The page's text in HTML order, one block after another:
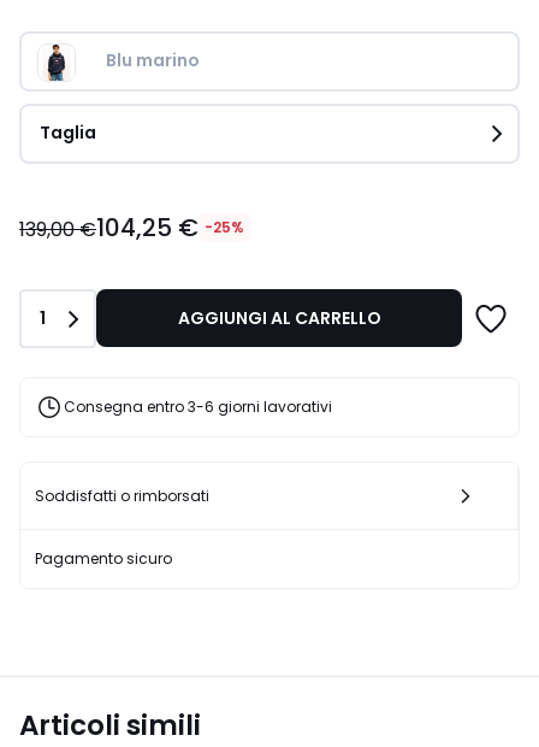
Blu marino
Taglia
€
25%
sconto
applicato.
139,00 €104,25 € -25%
Quantità
1 AGGIUNGI AL CARRELLO
Consegna entro 3-6 giorni lavorativi
Soddisfatti o rimborsati
Pagamento sicuro
Articoli simili